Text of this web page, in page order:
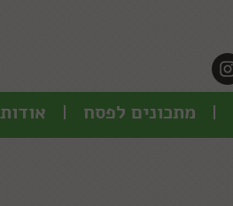
מתכונים לפסח אודות